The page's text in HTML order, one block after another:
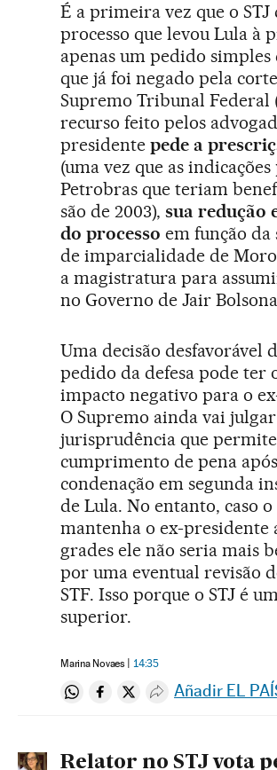
É a primeira vez que o STJ
processo que levou Lula à
apenas um pedido
que já foi negado pela
Supremo Tribunal Federal
recurso feito pelos
presidente pede a
(uma vez que as indicações
Petrobras que teriam
são de 2003), sua redução
do processo em função da
de imparcialidade de
a magistratura para
no Governo de Jair
Uma decisão desfavorável
pedido da defesa pode ter
impacto negativo para o
O Supremo ainda vai
jurisprudência que
cumprimento de pena
condenação em segunda
de Lula. No entanto, caso o
mantenha o ex-presidente
grades ele não seria mais
por uma eventual revisão
STF. Isso porque o STJ é
superior.
Marina Novaes 14:35
Compartir en Whatsapp
Compartir en Facebook
Compartir en Twitter
Desplegar Redes
Añadir EL
Relator no STJ vota